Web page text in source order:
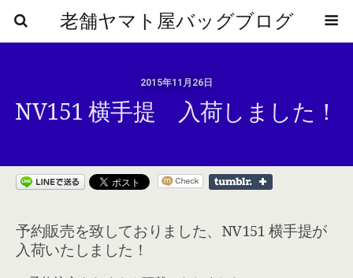
老舗ヤマト屋バッグブログ
2015年11月26日
NV151 横手提 入荷しました！
予約販売を致しておりました、NV151 横手提が
入荷いたしました！